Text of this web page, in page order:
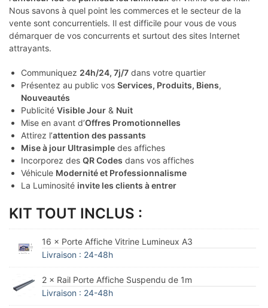
Nous savons à quel point les commerces et le secteur de la
vente sont concurrentiels. Il est difficile pour vous de vous
démarquer de vos concurrents et surtout des sites Internet
attrayants.
Communiquez 24h/24, 7j/7 dans votre quartier
Présentez au public vos Services, Produits, Biens,
Nouveautés
Publicité Visible Jour & Nuit
Mise en avant d’Offres Promotionnelles
Attirez l’attention des passants
Mise à jour Ultrasimple des affiches
Incorporez des QR Codes dans vos affiches
Véhicule Modernité et Professionnalisme
La Luminosité invite les clients à entrer
KIT TOUT INCLUS :
16 × Porte Affiche Vitrine Lumineux A3
Livraison : 24-48h
2 × Rail Porte Affiche Suspendu de 1m
Livraison : 24-48h